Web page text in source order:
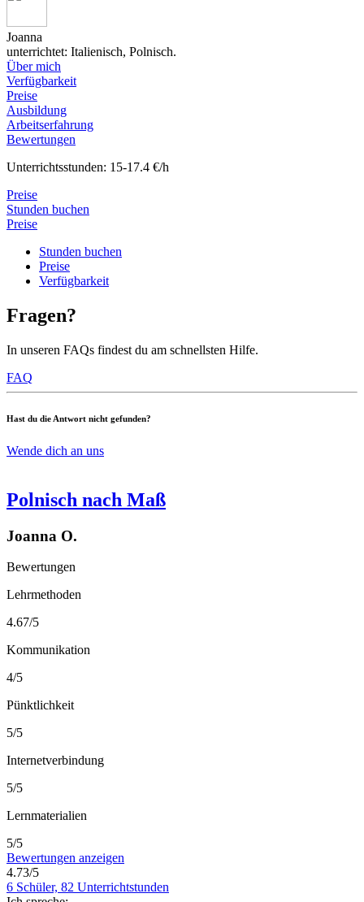
Joanna
unterrichtet: Italienisch, Polnisch.
Über mich
Verfügbarkeit
Preise
Ausbildung
Arbeitserfahrung
Bewertungen
Unterrichtsstunden: 15-17.4 €/h
Preise
Stunden buchen
Preise
Stunden buchen
Preise
Verfügbarkeit
Fragen?
In unseren FAQs findest du am schnellsten Hilfe.
FAQ
Hast du die Antwort nicht gefunden?
Wende dich an uns
Polnisch nach Maß
Joanna O.
Bewertungen
Lehrmethoden
4.67/5
Kommunikation
4/5
Pünktlichkeit
5/5
Internetverbindung
5/5
Lernmaterialien
5/5
Bewertungen anzeigen
4.73/5
6 Schüler, 82 Unterrichtstunden